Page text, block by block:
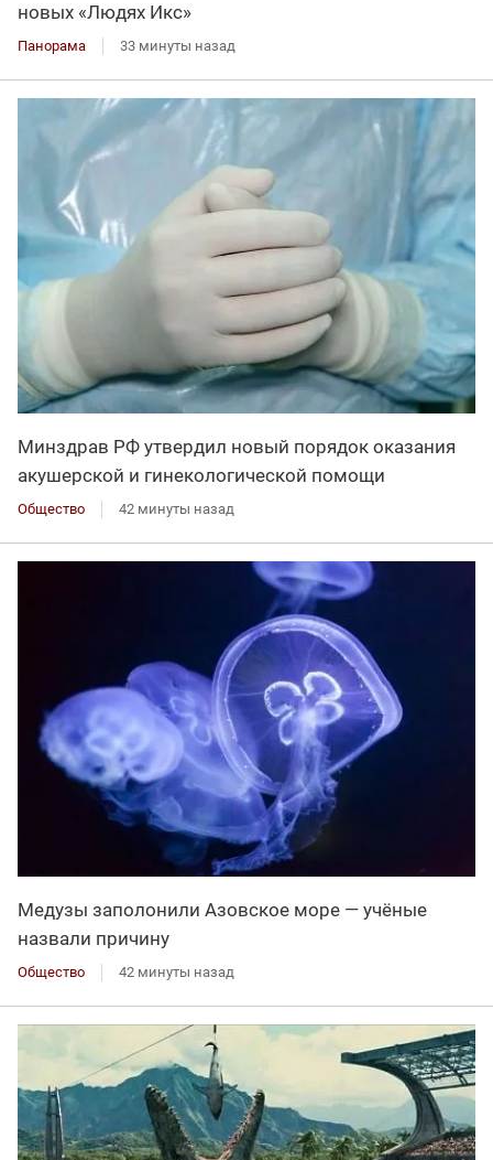
новых «Людях Икс»
Панорама 33 минуты назад
Минздрав РФ утвердил новый порядок оказания
акушерской и гинекологической помощи
Общество 42 минуты назад
Медузы заполонили Азовское море — учёные
назвали причину
Общество 42 минуты назад